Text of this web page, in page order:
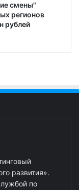
смены"
регионов
рублей
развития».
по